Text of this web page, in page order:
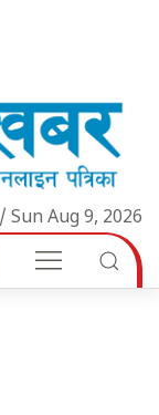
/ Sun Aug 9, 2026